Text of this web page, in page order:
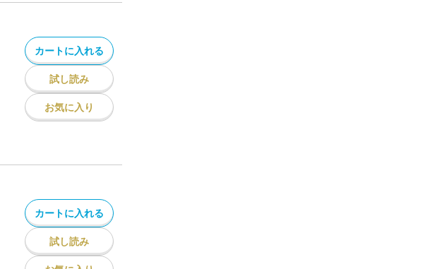
カートに入れる
試し読み
お気に入り
カートに入れる
試し読み